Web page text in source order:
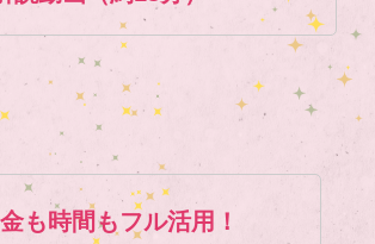
も時間もフル活用！